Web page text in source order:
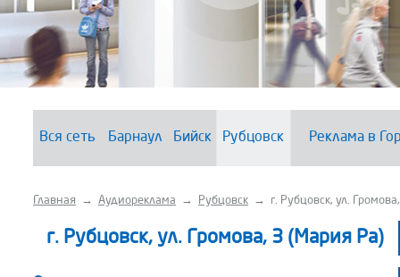
Вся сеть Барнаул Бийск Рубцовск Реклама в
Главная → Аудиореклама → Рубцовск → г. Рубцовск, ул.
г. Рубцовск, ул. Громова, 3 (Мария Ра)